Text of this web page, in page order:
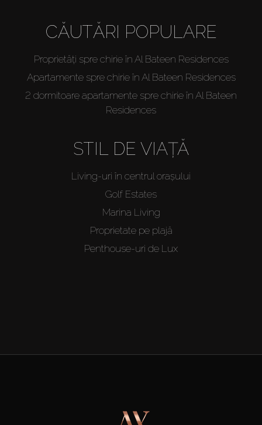
CĂUTĂRI POPULARE
Proprietăți spre chirie în Al Bateen Residences
Apartamente spre chirie în Al Bateen Residences
2 dormitoare apartamente spre chirie în Al Bateen
Residences
STIL DE VIAȚĂ
Living-uri în centrul orașului
Golf Estates
Marina Living
Proprietate pe plajă
Penthouse-uri de Lux